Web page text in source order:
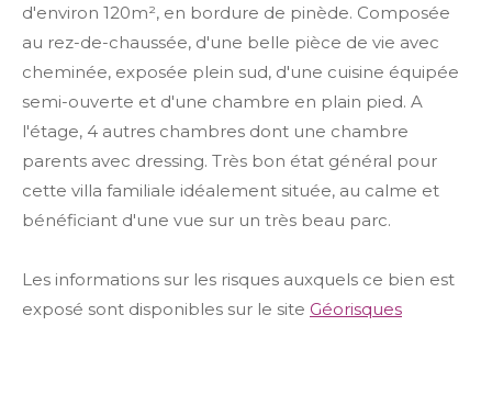
d'environ 120m², en bordure de pinède. Composée
au rez-de-chaussée, d'une belle pièce de vie avec
cheminée, exposée plein sud, d'une cuisine équipée
semi-ouverte et d'une chambre en plain pied. A
l'étage, 4 autres chambres dont une chambre
parents avec dressing. Très bon état général pour
cette villa familiale idéalement située, au calme et
bénéficiant d'une vue sur un très beau parc.
Les informations sur les risques auxquels ce bien est
exposé sont disponibles sur le site Géorisques